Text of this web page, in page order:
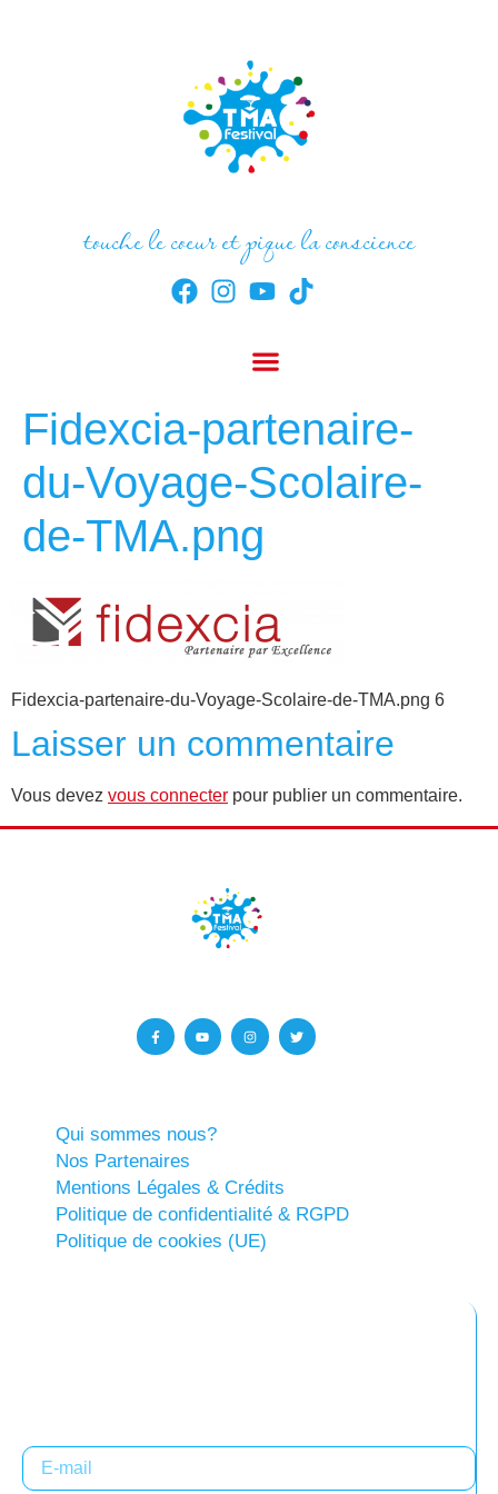
touche le coeur et pique la conscience
Fidexcia-partenaire-
du-Voyage-Scolaire-
de-TMA.png
Fidexcia-partenaire-du-Voyage-Scolaire-de-TMA.png 6
Laisser un commentaire
Vous devez vous connecter pour publier un commentaire.
Qui sommes nous?
Nos Partenaires
Mentions Légales & Crédits
Politique de confidentialité & RGPD
Politique de cookies (UE)